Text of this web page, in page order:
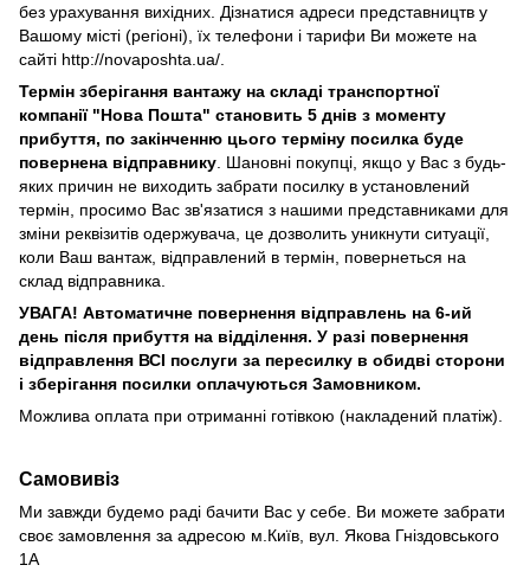
без урахування вихідних. Дізнатися адреси представництв у
Вашому місті (регіоні), їх телефони і тарифи Ви можете на
сайті http://novaposhta.ua/.
Термін зберігання вантажу на складі транспортної
компанії "Нова Пошта" становить 5 днів з моменту
прибуття, по закінченню цього терміну посилка буде
повернена відправнику. Шановні покупці, якщо у Вас з будь-
яких причин не виходить забрати посилку в установлений
термін, просимо Вас зв'язатися з нашими представниками для
зміни реквізитів одержувача, це дозволить уникнути ситуації,
коли Ваш вантаж, відправлений в термін, повернеться на
склад відправника.
УВАГА! Автоматичне повернення відправлень на 6-ий
день після прибуття на відділення. У разі повернення
відправлення ВСІ послуги за пересилку в обидві сторони
і зберігання посилки оплачуються Замовником.
Можлива оплата при отриманні готівкою (накладений платіж).
Самовивіз
Ми завжди будемо раді бачити Вас у себе. Ви можете забрати
своє замовлення за адресою м.Київ, вул. Якова Гніздовського
1А